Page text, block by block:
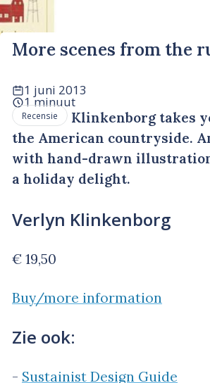
More scenes from the
1 juni 2013
1 minuut
Recensie
Klinkenborg takes
the American countryside.
with hand-drawn
a holiday delight.
Verlyn Klinkenborg
€ 19,50
Buy/more information
Zie ook:
- Sustainist Design Guide